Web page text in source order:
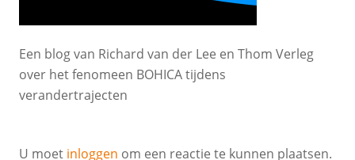
Een blog van Richard van der Lee en Thom Verleg
over het fenomeen BOHICA tijdens
verandertrajecten
U moet inloggen om een reactie te kunnen plaatsen.